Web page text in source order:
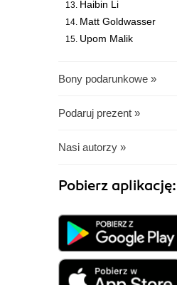
Haibin Li
Matt Goldwasser
Upom Malik
Bony podarunkowe »
Podaruj prezent »
Nasi autorzy »
Pobierz aplikację: